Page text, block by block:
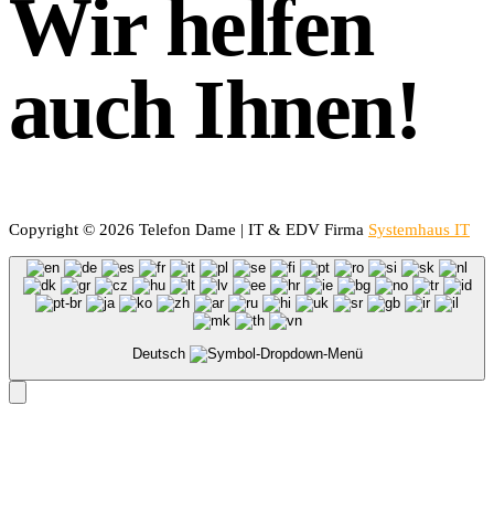
Wir helfen
auch Ihnen!
Copyright © 2026 Telefon Dame | IT & EDV Firma Systemhaus IT
Deutsch